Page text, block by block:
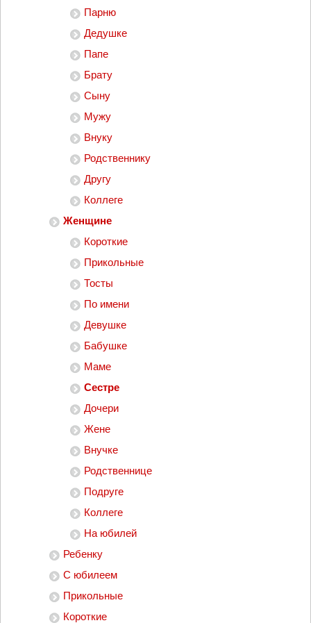
Парню
Дедушке
Папе
Брату
Сыну
Мужу
Внуку
Родственнику
Другу
Коллеге
Женщине
Короткие
Прикольные
Тосты
По имени
Девушке
Бабушке
Маме
Сестре
Дочери
Жене
Внучке
Родственнице
Подруге
Коллеге
На юбилей
Ребенку
С юбилеем
Прикольные
Короткие